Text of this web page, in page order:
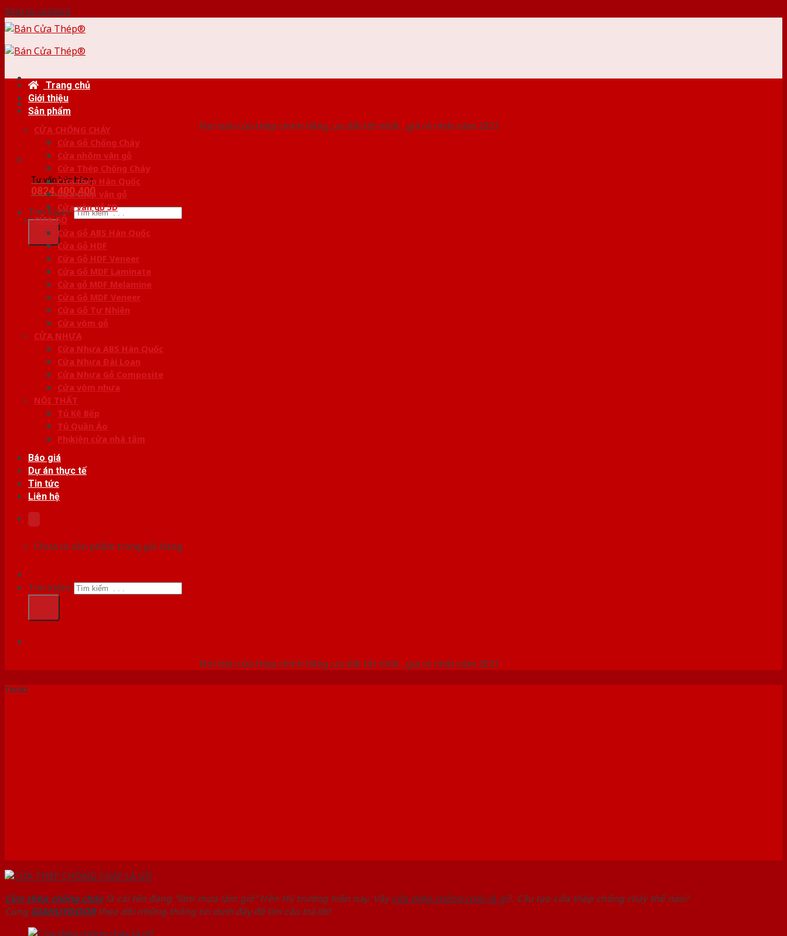
Skip to content
Nơi bán cửa thép chính hãng ,ưu đãi tốt nhất , giá rẻ nhất năm 2021
Tư vấn bán hàng
0824.400.400
Tìm kiếm:
Trang chủ
Giới thiệu
Sản phẩm
CỬA CHỐNG CHÁY
Cửa Gỗ Chống Cháy
Cửa nhôm vân gỗ
Cửa Thép Chống Cháy
Cửa thép Hàn Quốc
Cửa thép vân gỗ
Cửa vân gỗ 5D
CỬA GỖ
Cửa Gỗ ABS Hàn Quốc
Cửa Gỗ HDF
Cửa Gỗ HDF Veneer
Cửa Gỗ MDF Laminate
Cửa gỗ MDF Melamine
Cửa Gỗ MDF Veneer
Cửa Gỗ Tự Nhiên
Cửa vòm gỗ
CỬA NHỰA
Cửa Nhựa ABS Hàn Quốc
Cửa Nhựa Đài Loan
Cửa Nhựa Gỗ Composite
Cửa vòm nhựa
NỘI THẤT
Tủ Kệ Bếp
Tủ Quần Áo
Phụ kiện cửa nhà tắm
Báo giá
Dự án thực tế
Tin tức
Liên hệ
Chưa có sản phẩm trong giỏ hàng.
Tìm kiếm:
Nơi bán cửa thép chính hãng ,ưu đãi tốt nhất , giá rẻ nhất năm 2021
Tin tức
Cửa thép chống cháylà cái tên đang ‘’làm mưa làm gió’’ trên thị trường hiện nay. Vậycửa thép chống cháy là gì?. Cấu tạo cửa thép chống cháy thế nào?
Cùng GIAHUYDOORtheo dõi những thông tin dưới đây để tìm câu trả lời!